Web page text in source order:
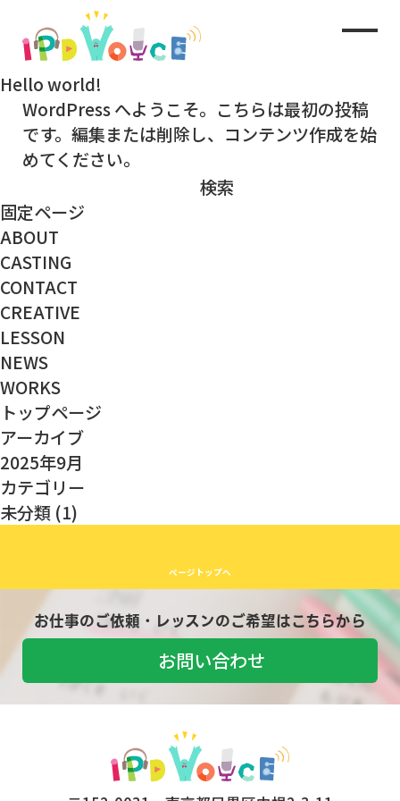
Hello world!
WordPress へようこそ。こちらは最初の投稿
です。編集または削除し、コンテンツ作成を始
めてください。
索:
固定ページ
ABOUT
CASTING
CONTACT
CREATIVE
LESSON
NEWS
WORKS
トップページ
アーカイブ
2025年9月
カテゴリー
未分類 (1)
ページトップへ
お仕事のご依頼・レッスンのご希望はこちらから
お問い合わせ